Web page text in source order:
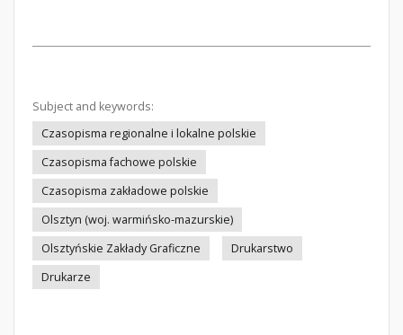
Subject and keywords:
Czasopisma regionalne i lokalne polskie
Czasopisma fachowe polskie
Czasopisma zakładowe polskie
Olsztyn (woj. warmińsko-mazurskie)
Olsztyńskie Zakłady Graficzne
Drukarstwo
Drukarze